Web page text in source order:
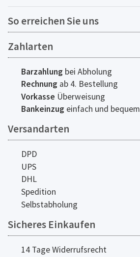
So erreichen Sie uns
Zahlarten
Barzahlung bei Abholung
Rechnung ab 4. Bestellung
Vorkasse Überweisung
Bankeinzug einfach und bequem
Versandarten
DPD
UPS
DHL
Spedition
Selbstabholung
Sicheres Einkaufen
14 Tage Widerrufsrecht